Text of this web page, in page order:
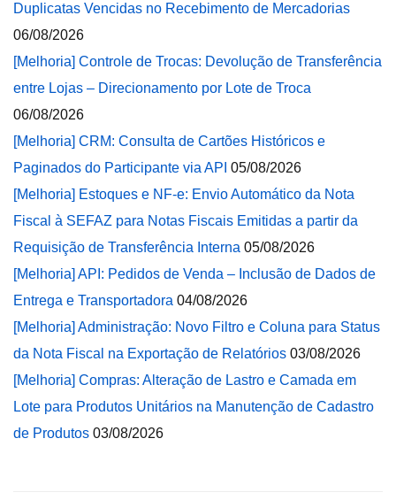
Duplicatas Vencidas no Recebimento de Mercadorias
06/08/2026
[Melhoria] Controle de Trocas: Devolução de Transferência
entre Lojas – Direcionamento por Lote de Troca
06/08/2026
[Melhoria] CRM: Consulta de Cartões Históricos e
Paginados do Participante via API 05/08/2026
[Melhoria] Estoques e NF-e: Envio Automático da Nota
Fiscal à SEFAZ para Notas Fiscais Emitidas a partir da
Requisição de Transferência Interna 05/08/2026
[Melhoria] API: Pedidos de Venda – Inclusão de Dados de
Entrega e Transportadora 04/08/2026
[Melhoria] Administração: Novo Filtro e Coluna para Status
da Nota Fiscal na Exportação de Relatórios 03/08/2026
[Melhoria] Compras: Alteração de Lastro e Camada em
Lote para Produtos Unitários na Manutenção de Cadastro
de Produtos 03/08/2026